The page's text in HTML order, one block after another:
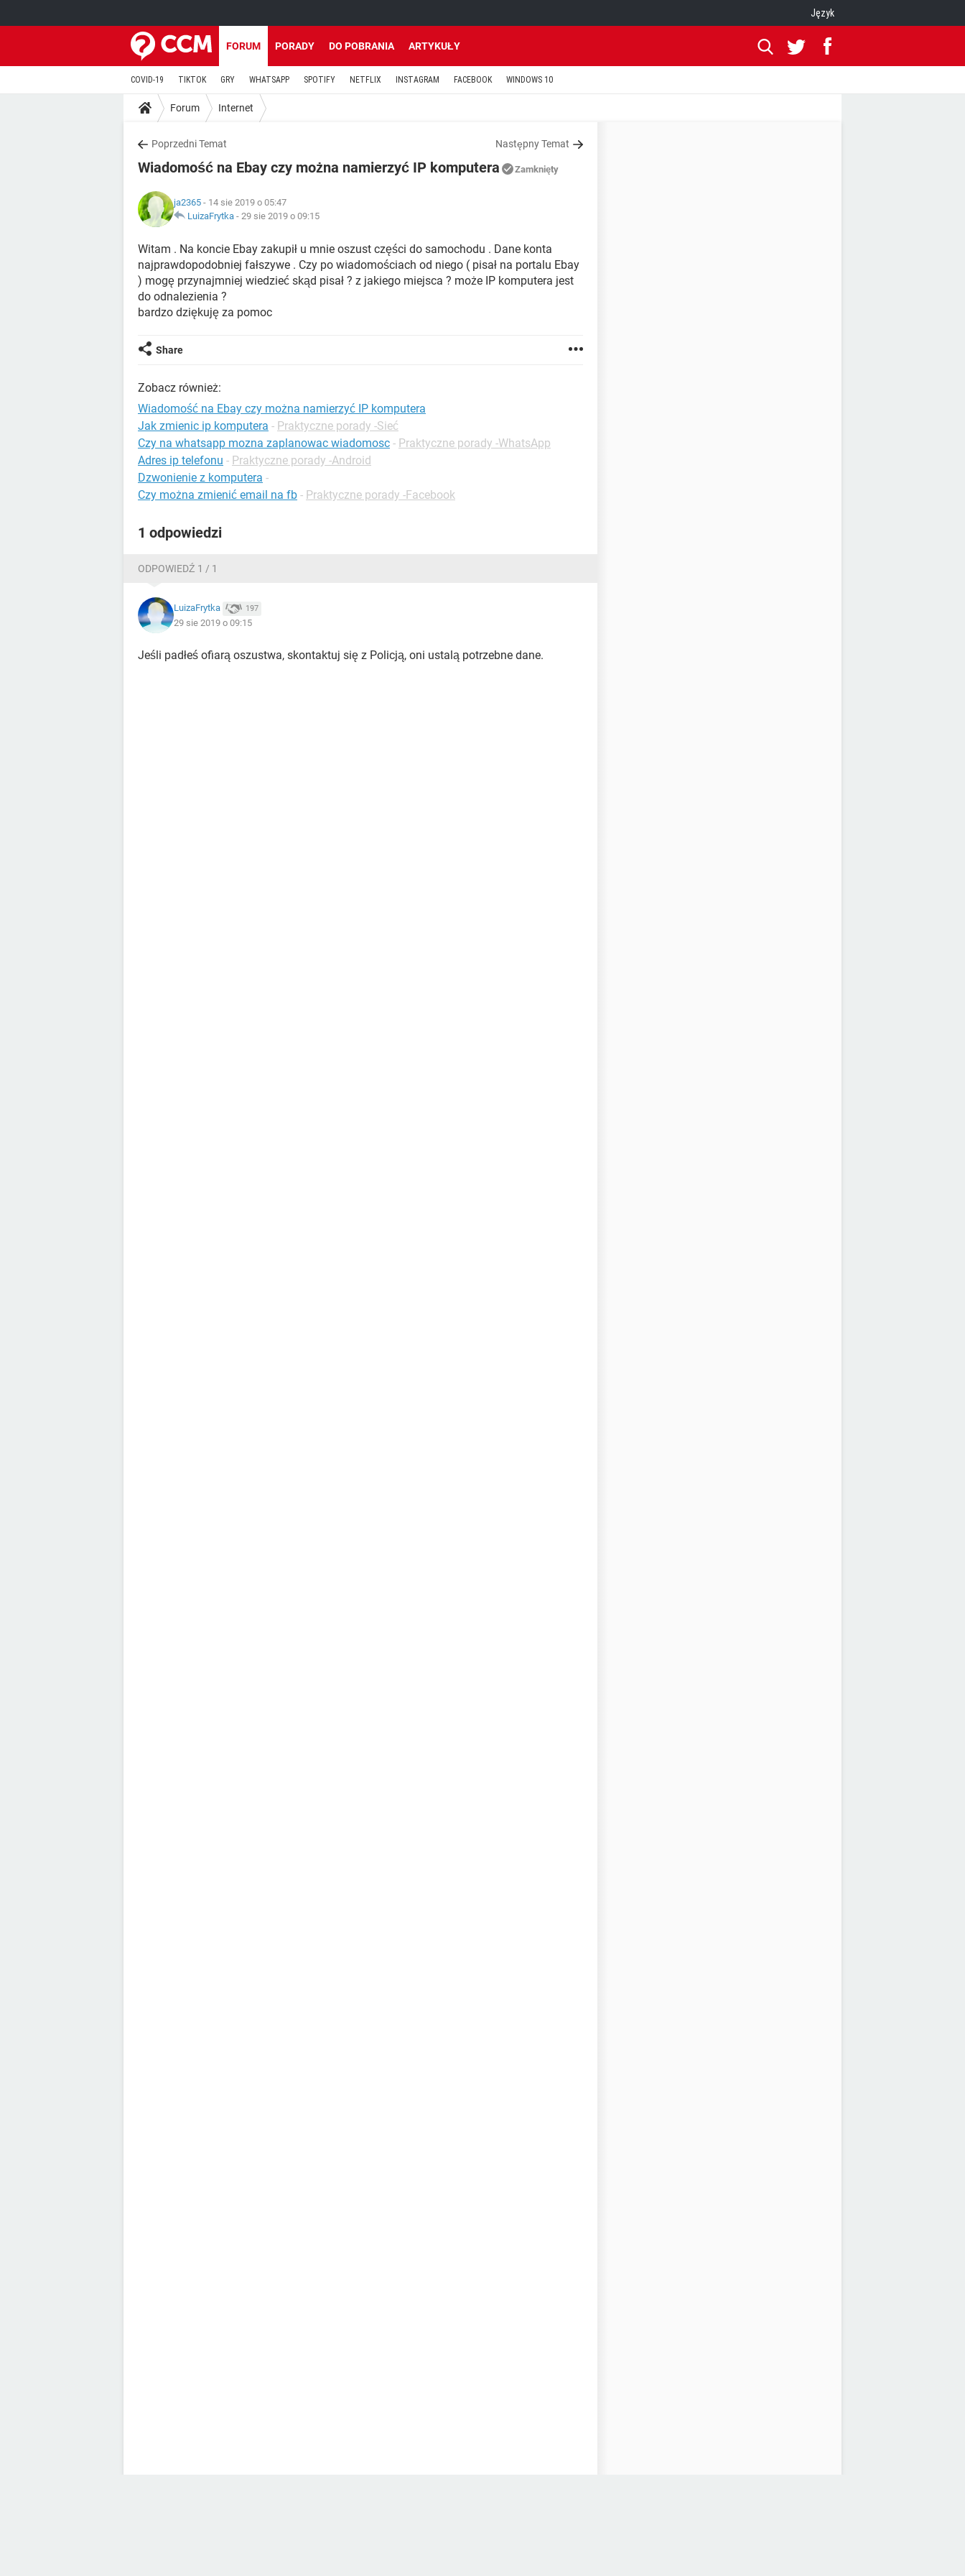
Język
FORUM PORADY DO POBRANIA ARTYKUŁY
COVID-19 TIKTOK GRY WHATSAPP SPOTIFY NETFLIX INSTAGRAM FACEBOOK WINDOWS 10
Forum Internet
Poprzedni Temat Następny Temat
Wiadomość na Ebay czy można namierzyć IP komputera Zamknięty
ja2365 - 14 sie 2019 o 05:47
LuizaFrytka - 29 sie 2019 o 09:15
Witam . Na koncie Ebay zakupił u mnie oszust części do samochodu . Dane konta
najprawdopodobniej fałszywe . Czy po wiadomościach od niego ( pisał na portalu Ebay
) mogę przynajmniej wiedzieć skąd pisał ? z jakiego miejsca ? może IP komputera jest
do odnalezienia ?
bardzo dziękuję za pomoc
Share
Zobacz również:
Wiadomość na Ebay czy można namierzyć IP komputera
Jak zmienic ip komputera - Praktyczne porady -Sieć
Czy na whatsapp mozna zaplanowac wiadomosc - Praktyczne porady -WhatsApp
Adres ip telefonu - Praktyczne porady -Android
Dzwonienie z komputera -
Czy można zmienić email na fb - Praktyczne porady -Facebook
1 odpowiedzi
ODPOWIEDŹ 1 / 1
LuizaFrytka 197
29 sie 2019 o 09:15
Jeśli padłeś ofiarą oszustwa, skontaktuj się z Policją, oni ustalą potrzebne dane.